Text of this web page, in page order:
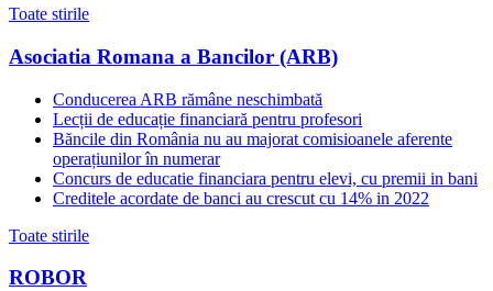
Toate stirile
Asociatia Romana a Bancilor (ARB)
Conducerea ARB rămâne neschimbată
Lecții de educație financiară pentru profesori
Băncile din România nu au majorat comisioanele aferente
operațiunilor în numerar
Concurs de educatie financiara pentru elevi, cu premii in bani
Creditele acordate de banci au crescut cu 14% in 2022
Toate stirile
ROBOR